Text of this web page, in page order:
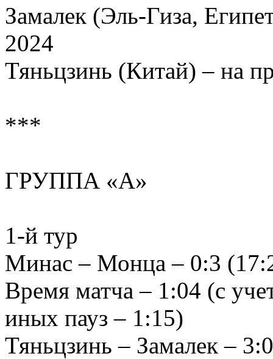
Замалек (Эль-Гиза,
2024
Тяньцзинь (Китай) – на
***
ГРУППА «А»
1-й тур
Минас – Монца – 0:3
Время матча – 1:04 (с
иных пауз – 1:15)
Тяньцзинь – Замалек –